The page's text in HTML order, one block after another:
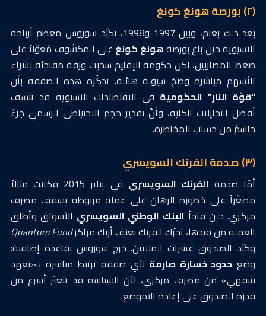
(٢) بورصة هونغ كونغ
بعد ذلك بعام، وبين 1997 و1998، تكبّد سوروس معظم أرباحه
الآسيوية حين باع بورصةهونغ كونغ على المكشوف مُعوّلاً على
ضغط المضاربين، لكن حكومة الإقليم سحبت ورقة مفاجئة بشراء
الأسهم مباشرة وضخ سيولة هائلة. تذكّره هذه الصفقة بأن
“قوّة النار” الحكومية في الاقتصادات الآسيوية قد تنسف
أفضل التحليلات الكلية، وأنّ تقدير حجم الاحتياطي الرسمي جزءٌ
حاسمٌ من حساب المخاطرة.
(٣) صدمة الفرنك السويسري
أمّا صدمة الفرنك السويسري
في يناير 2015 فكانت مثالاً
مصغّراً على خطورة الرهان على عملة مربوطة بسقف مصرف
مركزي. حين فاجأ البنك الوطني السويسري الأسواق وأطلق
العملة من قيدها، تحرّك الفرنك بعنف أربك مراكزQuantum Fund
وكبّد الصندوق عشرات الملايين. خرج سوروس بقاعدة إضافية:
وضع حدود خسارة صارمة لأي صفقة ترتبط مباشرة بـ«تعهد
شفهي» من مصرف مركزي، لأن السياسة قد تتغيّر أسرع من
قدرة الصندوق على إعادة التموضع.